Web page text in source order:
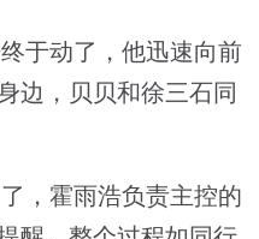
于动了，他迅速向前
边，贝贝和徐三石同
，霍雨浩负责主控的